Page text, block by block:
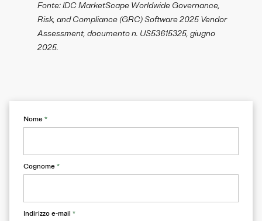
Fonte: IDC MarketScape Worldwide Governance,
Risk, and Compliance (GRC) Software 2025 Vendor
Assessment, documento n. US53615325, giugno
2025.
Nome *
Cognome *
Indirizzo e-mail *